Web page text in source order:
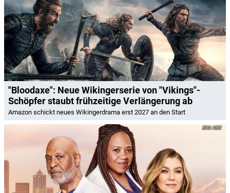
"Bloodaxe": Neue Wikingerserie von "Vikings"-
Schöpfer staubt frühzeitige Verlängerung ab
Amazon schickt neues Wikingerdrama erst 2027 an den Start
ABC